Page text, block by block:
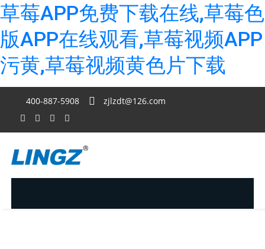
草莓APP免费下载在线,草莓色
版APP在线观看,草莓视频APP
污黄,草莓视频黄色片下载
400-887-5908 zjlzdt@126.com